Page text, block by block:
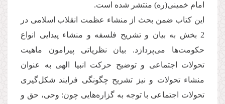
امام خمینی(ره) منتشر شده است.
این کتاب ضمن بحث از منشاء عظمت انقلاب اسلامی در
2 بخش به بیان و تشریح فلسفه و منشاء پیدایی انواع
حکومت‌ها می‌پردازد. بیان نظریاتی پیرامون ماهیت
تحولات اجتماعی و توضیح حرکت انبیا الهی به عنوان
منشاء تحولات و نیز تشریح چگونگی فرایند شکل‌گیری
تحولات اجتماعی با توجه به گزاره‌هایی چون: وحی، حق و